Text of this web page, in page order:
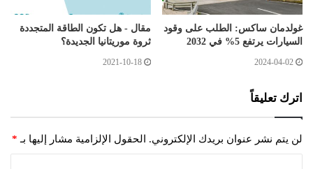
غولدمان ساكس: الطلب على وقود
السيارات يرتفع 5% في 2032
2024-04-02
مقال - هل تكون الطاقة المتجددة
ثروة موريتانيا الجديدة؟
2021-10-18
اترك تعليقاً
لن يتم نشر عنوان بريدك الإلكتروني. الحقول الإلزامية مشار إليها بـ *